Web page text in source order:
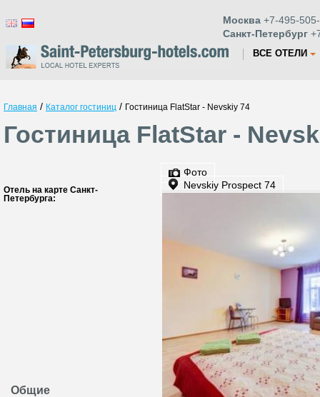
Москва +7-495-
Санкт-Петербург
ВСЕ ОТЕЛИ
Главная / Каталог гостиниц / Гостиница FlatStar - Nevskiy 74
Гостиница FlatStar -
Отель на карте Санкт-
Петербурга:
Общие
Фото
Nevskiy Prospect 74